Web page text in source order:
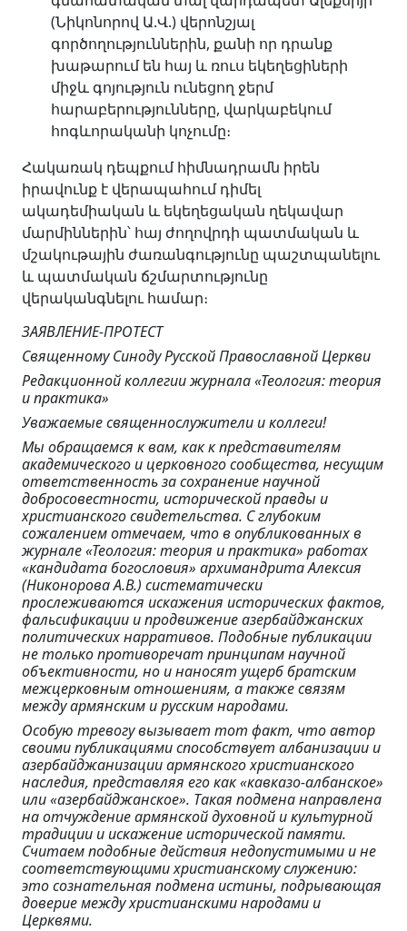
(Նիկոնորով Ա.Վ.) վերոնշյալ
գործողություններին, քանի որ դրանք
խաթարում են հայ և ռուս եկեղեցիների
միջև գոյություն ունեցող ջերմ
հարաբերությունները, վարկաբեկում
հոգևորականի կոչումը։
Հակառակ դեպքում հիմնադրամն իրեն
իրավունք է վերապահում դիմել
ակադեմիական և եկեղեցական ղեկավար
մարմիններին՝ հայ ժողովրդի պատմական և
մշակութային ժառանգությունը պաշտպանելու
և պատմական ճշմարտությունը
վերականգնելու համար։
ЗАЯВЛЕНИЕ-ПРОТЕСТ
Священному Синоду Русской Православной Церкви
Редакционной коллегии журнала «Теология: теория
и практика»
Уважаемые священнослужители и коллеги!
Мы обращаемся к вам, как к представителям
академического и церковного сообщества, несущим
ответственность за сохранение научной
добросовестности, исторической правды и
христианского свидетельства. С глубоким
сожалением отмечаем, что в опубликованных в
журнале «Теология: теория и практика» работах
«кандидата богословия» архимандрита Алексия
(Никонорова А.В.) систематически
прослеживаются искажения исторических фактов,
фальсификации и продвижение азербайджанских
политических нарративов. Подобные публикации
не только противоречат принципам научной
объективности, но и наносят ущерб братским
межцерковным отношениям, а также связям
между армянским и русским народами.
Особую тревогу вызывает тот факт, что автор
своими публикациями способствует албанизации и
азербайджанизации армянского христианского
наследия, представляя его как «кавказо-албанское»
или «азербайджанское». Такая подмена направлена
на отчуждение армянской духовной и культурной
традиции и искажение исторической памяти.
Считаем подобные действия недопустимыми и не
соответствующими христианскому служению:
это сознательная подмена истины, подрывающая
доверие между христианскими народами и
Церквями.